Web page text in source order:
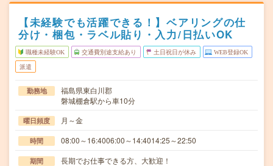
【未経験でも活躍できる！】ベアリングの仕
分け・梱包・ラベル貼り・入力/日払いOK
職種未経験OK 交通費別途支給あり 土日祝日が休み WEB登録OK
派遣
勤務地
福島県東白川郡
磐城棚倉駅から車10分
曜日頻度 月～金
時間 08:00～16:4006:00～14:4014:25～22:50
期間 長期でお仕事できる方、大歓迎！